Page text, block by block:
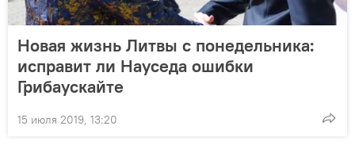
Новая жизнь Литвы с понедельника:
исправит ли Науседа ошибки
Грибаускайте
15 июля 2019, 13:20